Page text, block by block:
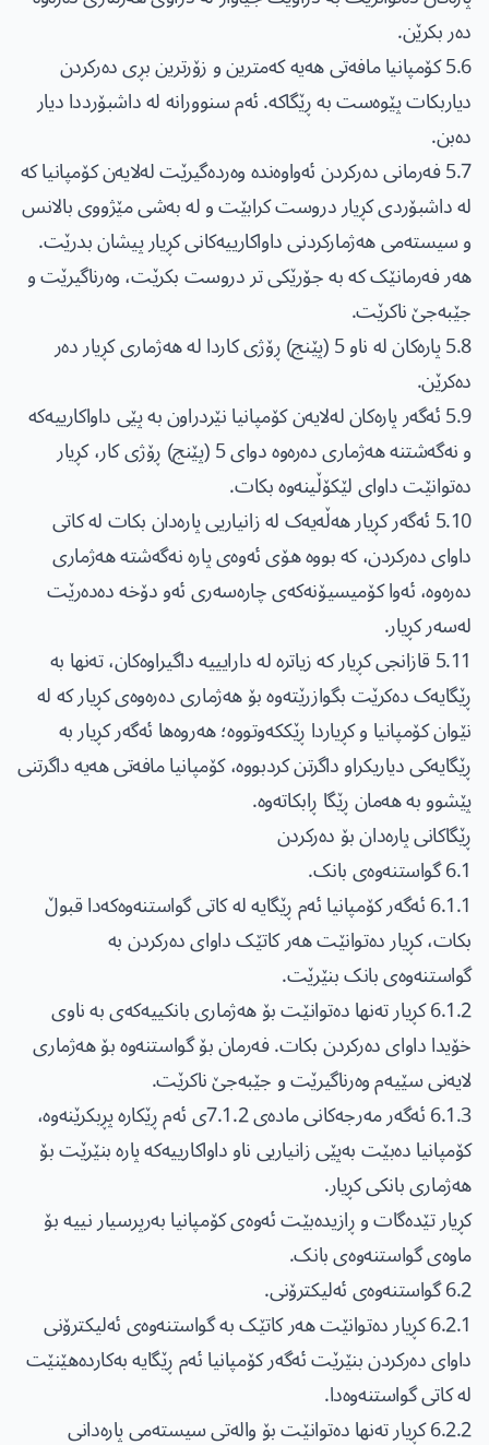
دەر بکرێن.
5.6 کۆمپانیا مافەتی هەیە کەمترین و زۆرترین بڕی دەرکردن
دیاربکات پێوەست بە ڕێگاکە. ئەم سنوورانە لە داشبۆرددا دیار
دەبن.
5.7 فەرمانی دەرکردن ئەواوەندە وەردەگیرێت لەلایەن کۆمپانیا کە
لە داشبۆردی کڕیار دروست کرابێت و لە بەشی مێژووی بالانس
و سیستەمی هەژمارکردنی داواکارییەکانی کڕیار پیشان بدرێت.
هەر فەرمانێک کە بە جۆرێکی تر دروست بکرێت، وەرناگیرێت و
جێبەجێ ناکرێت.
5.8 پارەکان لە ناو 5 (پێنج) ڕۆژی کاردا لە هەژماری کڕیار دەر
دەکرێن.
5.9 ئەگەر پارەکان لەلایەن کۆمپانیا نێردراون بە پێی داواکارییەکە
و نەگەشتنە هەژماری دەرەوە دوای 5 (پێنج) ڕۆژی کار، کڕیار
دەتوانێت داوای لێکۆڵینەوە بکات.
5.10 ئەگەر کڕیار هەڵەیەک لە زانیاریی پارەدان بکات لە کاتی
داوای دەرکردن، کە بووە هۆی ئەوەی پارە نەگەشتە هەژماری
دەرەوە، ئەوا کۆمیسیۆنەکەی چارەسەری ئەو دۆخە دەدەرێت
لەسەر کڕیار.
5.11 قازانجی کڕیار کە زیاترە لە دارایییە داگیراوەکان، تەنها بە
ڕێگایەک دەکرێت بگوازرێتەوە بۆ هەژماری دەرەوەی کڕیار کە لە
نێوان کۆمپانیا و کڕیاردا ڕێککەوتووە؛ هەروەھا ئەگەر کڕیار بە
ڕێگایەکی دیاریکراو داگرتن کردبووە، کۆمپانیا مافەتی هەیە داگرتنی
پێشوو بە هەمان ڕێگا ڕابکاتەوە.
ڕێگاکانی پارەدان بۆ دەرکردن
6.1 گواستنەوەی بانک.
6.1.1 ئەگەر کۆمپانیا ئەم ڕێگایە لە کاتی گواستنەوەکەدا قبوڵ
بکات، کڕیار دەتوانێت هەر کاتێک داوای دەرکردن بە
گواستنەوەی بانک بنێرێت.
6.1.2 کڕیار تەنها دەتوانێت بۆ هەژماری بانکییەکەی بە ناوی
خۆیدا داوای دەرکردن بکات. فەرمان بۆ گواستنەوە بۆ هەژماری
لایەنی سێیەم وەرناگیرێت و جێبەجێ ناکرێت.
6.1.3 ئەگەر مەرجەکانی مادەی 7.1.2ی ئەم ڕێکارە پڕبکرێنەوە،
کۆمپانیا دەبێت بەپێی زانیاریی ناو داواکارییەکە پارە بنێرێت بۆ
هەژماری بانکی کڕیار.
کڕیار تێدەگات و ڕازیدەبێت ئەوەی کۆمپانیا بەرپرسیار نییە بۆ
ماوەی گواستنەوەی بانک.
6.2 گواستنەوەی ئەلیکترۆنی.
6.2.1 کڕیار دەتوانێت هەر کاتێک بە گواستنەوەی ئەلیکترۆنی
داوای دەرکردن بنێرێت ئەگەر کۆمپانیا ئەم ڕێگایە بەکاردەهێنێت
لە کاتی گواستنەوەدا.
6.2.2 کڕیار تەنها دەتوانێت بۆ والەتی سیستەمی پارەدانی